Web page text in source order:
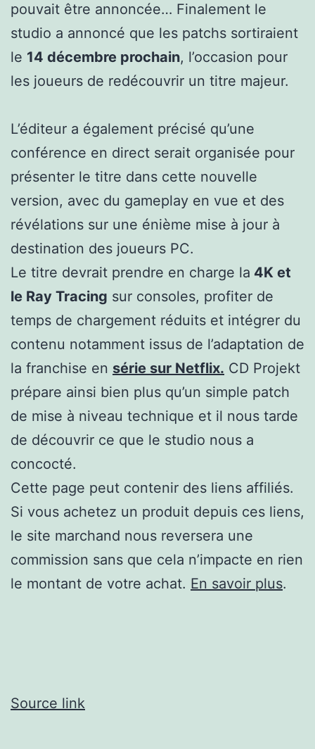
pouvait être annoncée… Finalement le
studio a annoncé que les patchs sortiraient
le 14 décembre prochain, l’occasion pour
les joueurs de redécouvrir un titre majeur.
L’éditeur a également précisé qu’une
conférence en direct serait organisée pour
présenter le titre dans cette nouvelle
version, avec du gameplay en vue et des
révélations sur une énième mise à jour à
destination des joueurs PC.
Le titre devrait prendre en charge la 4K et
le Ray Tracing sur consoles, profiter de
temps de chargement réduits et intégrer du
contenu notamment issus de l’adaptation de
la franchise en série sur Netflix. CD Projekt
prépare ainsi bien plus qu’un simple patch
de mise à niveau technique et il nous tarde
de découvrir ce que le studio nous a
concocté.
Cette page peut contenir des liens affiliés.
Si vous achetez un produit depuis ces liens,
le site marchand nous reversera une
commission sans que cela n’impacte en rien
le montant de votre achat. En savoir plus.
Source link